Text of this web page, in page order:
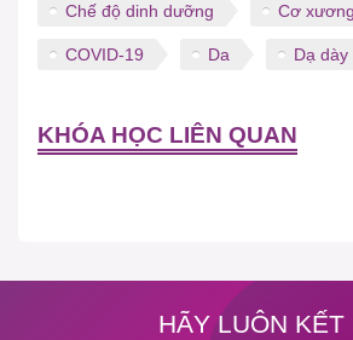
Chế độ dinh dưỡng Cơ
COVID-19 Da Dạ
KHÓA HỌC LIÊN QUAN
HÃY LUÔN KẾT